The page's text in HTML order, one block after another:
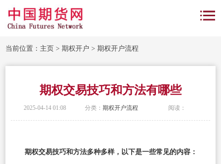
当前位置： 主页 >期权开户 >期权开户流程
期权交易技巧和方法有哪些
2025-04-14 01:08 分类： 期权开户流程 阅读：
期权交易技巧和方法多种多样，以下是一些常见的内容：